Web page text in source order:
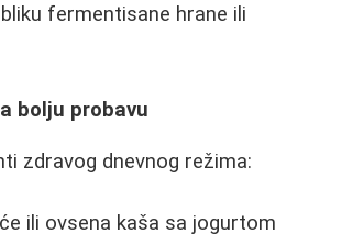
fermentisane hrane ili
bolju probavu
zdravog dnevnog režima:
ili ovsena kaša sa jogurtom